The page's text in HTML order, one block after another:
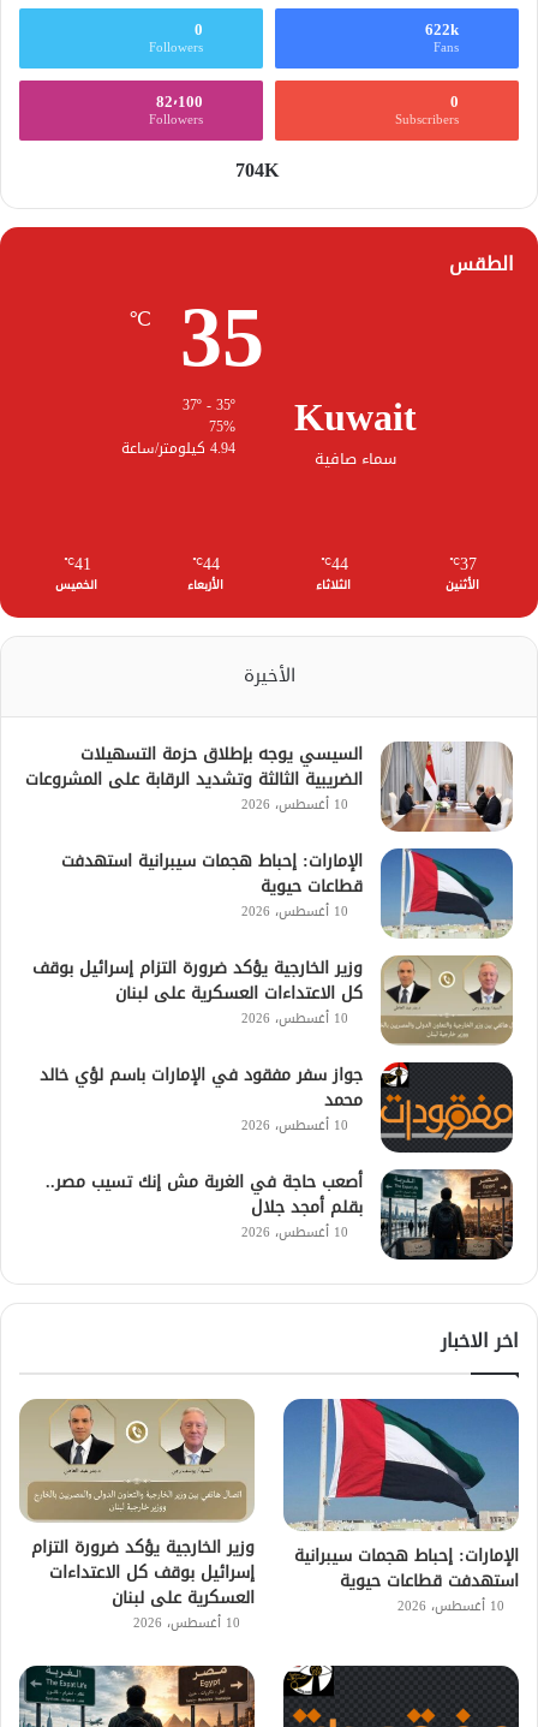
622k
Fans
0
Followers
0
Subscribers
82٬100
Followers
704K
الطقس
Kuwait
سماء صافية
35
℃
75%
4.94 كيلومتر/ساعة
37
℃
الأثنين
44
℃
الثلاثاء
44
℃
الأربعاء
41
℃
الخميس
الأخيرة
السيسي يوجه بإطلاق حزمة التسهيلات
الضريبية الثالثة وتشديد الرقابة على المشروعات
10 أغسطس، 2026
الإمارات: إحباط هجمات سيبرانية استهدفت
قطاعات حيوية
10 أغسطس، 2026
وزير الخارجية يؤكد ضرورة التزام إسرائيل بوقف
كل الاعتداءات العسكرية على لبنان
10 أغسطس، 2026
جواز سفر مفقود في الإمارات باسم لؤي خالد
محمد
10 أغسطس، 2026
أصعب حاجة في الغربة مش إنك تسيب مصر..
بقلم أمجد جلال
10 أغسطس، 2026
اخر الاخبار
الإمارات: إحباط هجمات سيبرانية
استهدفت قطاعات حيوية
10 أغسطس، 2026
وزير الخارجية يؤكد ضرورة التزام
إسرائيل بوقف كل الاعتداءات
العسكرية على لبنان
10 أغسطس، 2026